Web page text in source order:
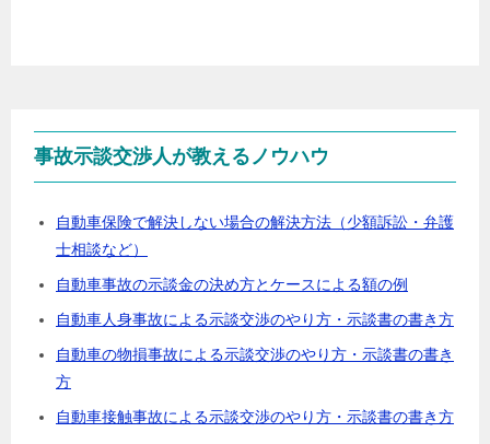
事故示談交渉人が教えるノウハウ
自動車保険で解決しない場合の解決方法（少額訴訟・弁護
士相談など）
自動車事故の示談金の決め方とケースによる額の例
自動車人身事故による示談交渉のやり方・示談書の書き方
自動車の物損事故による示談交渉のやり方・示談書の書き
方
自動車接触事故による示談交渉のやり方・示談書の書き方